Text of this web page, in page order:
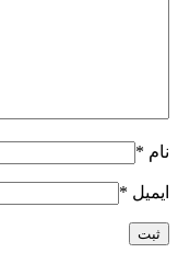
نام *
ایمیل *